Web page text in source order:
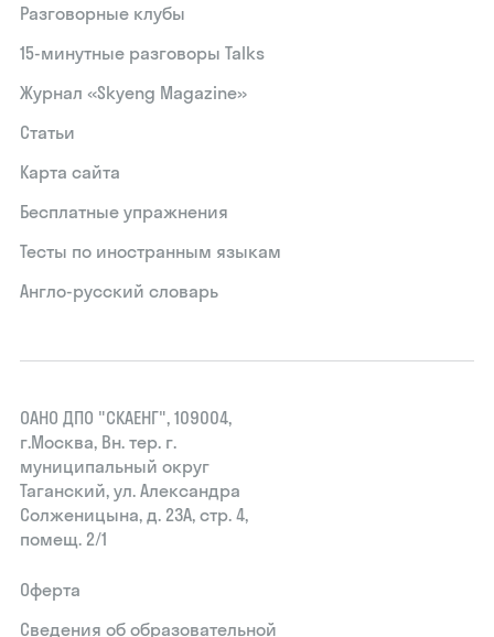
Разговорные клубы
15‑минутные разговоры Talks
Журнал «Skyeng Magazine»
Статьи
Карта сайта
Бесплатные упражнения
Тесты по иностранным языкам
Англо-русский словарь
ОАНО ДПО "СКАЕНГ", 109004,
г.Москва, Вн. тер. г.
муниципальный округ
Таганский, ул. Александра
Солженицына, д. 23А, стр. 4,
помещ. 2/1
Оферта
Сведения об образовательной